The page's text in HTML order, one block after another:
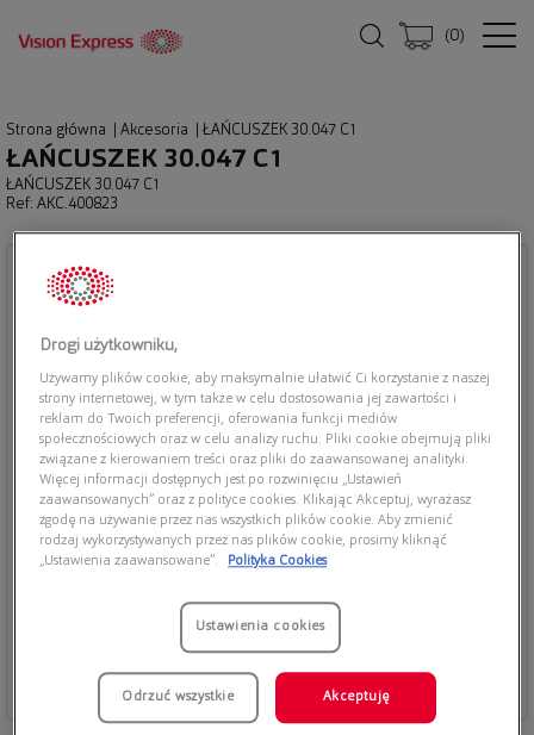
(0)
Strona główna Akcesoria ŁAŃCUSZEK 30.047 C1
ŁAŃCUSZEK 30.047 C1
ŁAŃCUSZEK 30.047 C1
Ref: AKC.400823
Drogi użytkowniku,
Używamy plików cookie, aby maksymalnie ułatwić Ci korzystanie z naszej
strony internetowej, w tym także w celu dostosowania jej zawartości i
reklam do Twoich preferencji, oferowania funkcji mediów
społecznościowych oraz w celu analizy ruchu. Pliki cookie obejmują pliki
związane z kierowaniem treści oraz pliki do zaawansowanej analityki.
Więcej informacji dostępnych jest po rozwinięciu „Ustawień
zaawansowanych” oraz z polityce cookies. Klikając Akceptuj, wyrażasz
zgodę na używanie przez nas wszystkich plików cookie. Aby zmienić
rodzaj wykorzystywanych przez nas plików cookie, prosimy kliknąć
„Ustawienia zaawansowane”.
Polityka Cookies
Ustawienia cookies
Odrzuć wszystkie Akceptuję